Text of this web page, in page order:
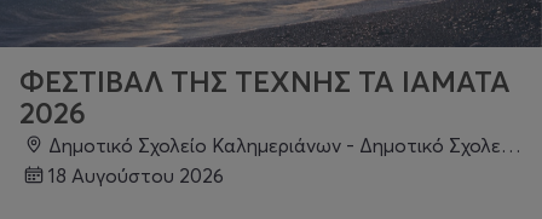
ΦΕΣΤΙΒΑΛ ΤΗΣ ΤΕΧΝΗΣ ΤΑ ΙΑΜΑΤΑ
2026
Δημοτικό Σχολείο Καλημεριάνων - Δημοτικό Σχολείο Καλημεριάνων, Καλημεριάνοι 340 03, Κύμη
18 Αυγούστου 2026